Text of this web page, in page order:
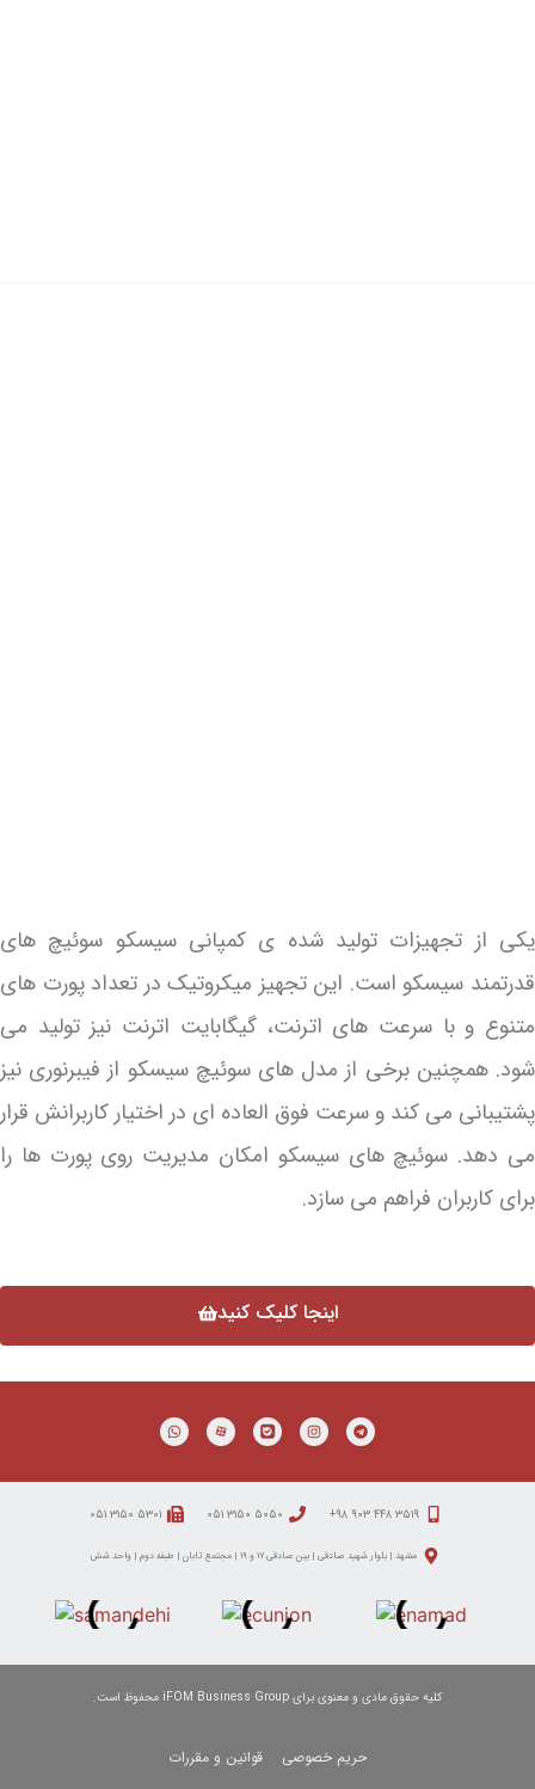
یکی از تجهیزات تولید شده ی کمپانی سیسکو سوئیچ های
قدرتمند سیسکو است. این تجهیز میکروتیک در تعداد پورت های
متنوع و با سرعت های اترنت، گیگابایت اترنت نیز تولید می
شود. همچنین برخی از مدل های سوئیچ سیسکو از فیبرنوری نیز
پشتیبانی می کند و سرعت فوق العاده ای در اختیار کاربرانش قرار
می دهد. سوئیچ های سیسکو امکان مدیریت روی پورت ها را
برای کاربران فراهم می سازد.
اینجا کلیک کنید
۳۵۱۹ ۴۴۸ ۹۰۳ ۹۸+ ۵۰۵۰ ۳۱۵۰ ۰۵۱ ۵۳۰۱ ۳۱۵۰ ۰۵۱
مشهد | بلوار شهید صادقی | بین صادقی ۱۷ و ۱۹ | مجتمع تابان | طبقه دوم | واحد شش
کلیه حقوق مادی و معنوی برای iFOM Business Group محفوظ است.
حریم خصوصی قوانین و مقررات